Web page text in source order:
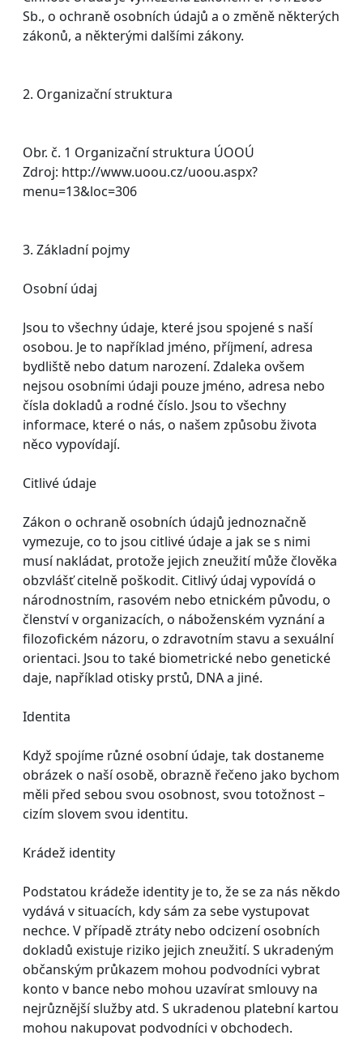
Sb., o ochraně osobních údajů a o změně některých
zákonů, a některými dalšími zákony.
2. Organizační struktura
Obr. č. 1 Organizační struktura ÚOOÚ
Zdroj: http://www.uoou.cz/uoou.aspx?
menu=13&loc=306
3. Základní pojmy
Osobní údaj
Jsou to všechny údaje, které jsou spojené s naší
osobou. Je to například jméno, příjmení, adresa
bydliště nebo datum narození. Zdaleka ovšem
nejsou osobními údaji pouze jméno, adresa nebo
čísla dokladů a rodné číslo. Jsou to všechny
informace, které o nás, o našem způsobu života
něco vypovídají.
Citlivé údaje
Zákon o ochraně osobních údajů jednoznačně
vymezuje, co to jsou citlivé údaje a jak se s nimi
musí nakládat, protože jejich zneužití může člověka
obzvlášť citelně poškodit. Citlivý údaj vypovídá o
národnostním, rasovém nebo etnickém původu, o
členství v organizacích, o náboženském vyznání a
filozofickém názoru, o zdravotním stavu a sexuální
orientaci. Jsou to také biometrické nebo genetické
daje, například otisky prstů, DNA a jiné.
Identita
Když spojíme různé osobní údaje, tak dostaneme
obrázek o naší osobě, obrazně řečeno jako bychom
měli před sebou svou osobnost, svou totožnost –
cizím slovem svou identitu.
Krádež identity
Podstatou krádeže identity je to, že se za nás někdo
vydává v situacích, kdy sám za sebe vystupovat
nechce. V případě ztráty nebo odcizení osobních
dokladů existuje riziko jejich zneužití. S ukradeným
občanským průkazem mohou podvodníci vybrat
konto v bance nebo mohou uzavírat smlouvy na
nejrůznější služby atd. S ukradenou platební kartou
mohou nakupovat podvodníci v obchodech.